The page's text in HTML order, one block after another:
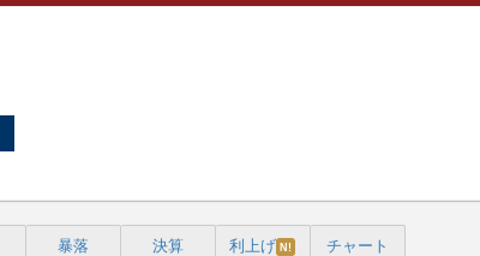
暴落 決算 利上げ N! チャート